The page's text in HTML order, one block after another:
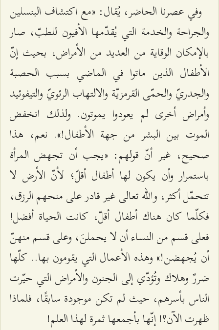
وفي عصرنا الحاضر، يُقال: «مع اكتشاف البنسلين
والجراحة والخدمة التي يُقدّمها الأفيون للطبّ، صار
بالإمكان الوقاية من العديد من الأمراض، بحيث إنّ
الأطفال الذين ماتوا في الماضي بسبب الحصبة
والجدريّ والحمّى القرمزيّة والالتهاب الرئويّ والتيفوئيد
وأمراض أخرى لم يعودوا يموتون. ولذلك انخفض
الموت بين البشر من جهة الأطفال!». نعم، هذا
صحيح، غير أنّ قولهم: «يجب أن تجهض المرأة
باستمرار وأن يكون لها أطفال أقلّ؛ لأنّ الأرض لا
تتحمّل أكثر، والله تعالى غير قادر على منحهم الرزق،
فكلّما كان هناك أطفال أقلّ، كانت الحياة أفضل!
فعلى قسم من النساء أن لا يحملنَ، وعلى قسم منهنّ
أن يُجهضن!» وهذه الأعمال التي يقومون بها.. كلّها
ضررٌ وهلاك وتُؤدّي إلى الجنون والأمراض التي حيّرت
الناس بأسرهم، حيث لم تكن موجودة سابقًا، فلماذا
ظهرت الآن؟! إنّها بأجمعها ثمرة لهذا العلم!